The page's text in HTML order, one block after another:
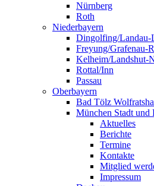
Nürnberg
Roth
Niederbayern
Dingolfing/Landau-
Freyung/Grafenau-
Kelheim/Landshut-
Rottal/Inn
Passau
Oberbayern
Bad Tölz
München Stadt und
Aktuelles
Berichte
Termine
Kontakte
Mitglied
Impressum